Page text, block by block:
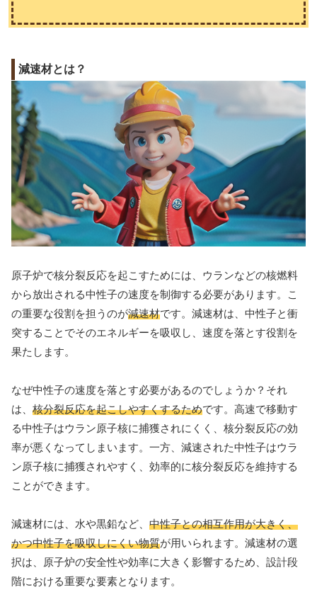
減速材とは？
原子炉で核分裂反応を起こすためには、ウランなどの核燃料
から放出される中性子の速度を制御する必要があります。こ
の重要な役割を担うのが減速材です。減速材は、中性子と衝
突することでそのエネルギーを吸収し、速度を落とす役割を
果たします。
なぜ中性子の速度を落とす必要があるのでしょうか？それ
は、 核分裂反応を起こしやすくするためです。高速で移動す
る中性子はウラン原子核に捕獲されにくく、核分裂反応の効
率が悪くなってしまいます。一方、減速された中性子はウラ
ン原子核に捕獲されやすく、効率的に核分裂反応を維持する
ことができます。
減速材には、水や黒鉛など、 中性子との相互作用が大きく、
かつ中性子を吸収しにくい物質が用いられます。減速材の選
択は、原子炉の安全性や効率に大きく影響するため、設計段
階における重要な要素となります。